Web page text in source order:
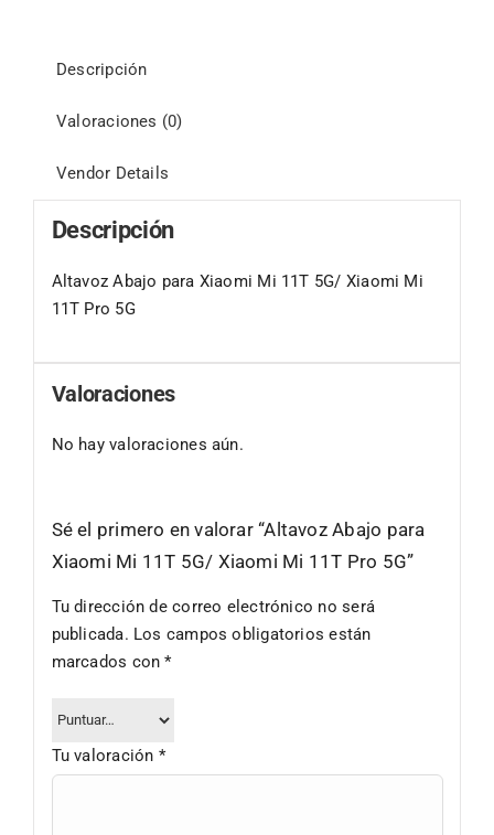
Descripción
Valoraciones (0)
Vendor Details
Descripción
Altavoz Abajo para Xiaomi Mi 11T 5G/ Xiaomi Mi
11T Pro 5G
Valoraciones
No hay valoraciones aún.
Sé el primero en valorar “Altavoz Abajo para
Xiaomi Mi 11T 5G/ Xiaomi Mi 11T Pro 5G”
Tu dirección de correo electrónico no será
publicada. Los campos obligatorios están
marcados con*
Tu valoración *